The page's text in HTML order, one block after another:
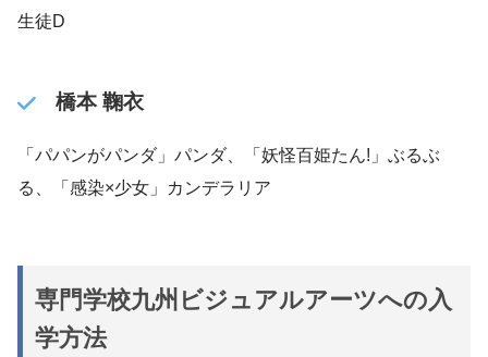
生徒D
橋本 鞠衣
「パパンがパンダ」パンダ、「妖怪百姫たん!」ぶるぶ
る、「感染×少女」カンデラリア
専門学校九州ビジュアルアーツへの入
学方法